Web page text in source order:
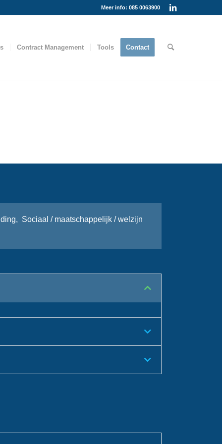
Meer info: 085 0063900
Contract Management Tools Contact
, Sociaal / maatschappelijk / welzijn